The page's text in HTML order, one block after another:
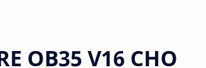
OB35 V16 CHO